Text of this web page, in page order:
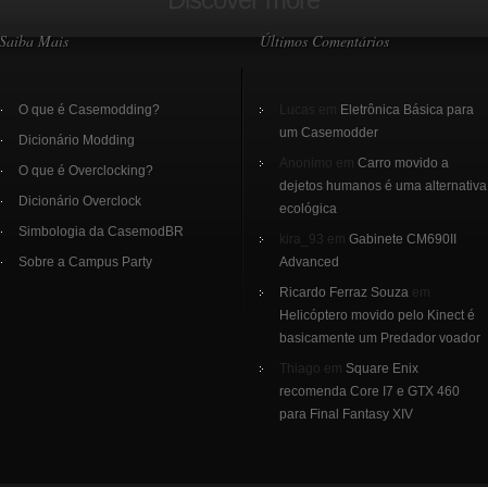
Saiba Mais
O que é Casemodding?
Dicionário Modding
O que é Overclocking?
Dicionário Overclock
Simbologia da CasemodBR
Sobre a Campus Party
Últimos Comentários
Eletrônica Básica para
um Casemodder
Carro movido a
dejetos humanos é uma alternativa
ecológica
kira_93 em Gabinete CM690II
Advanced
Ricardo Ferraz Souza em
Helicóptero movido pelo Kinect é
basicamente um Predador voador
Thiago em Square Enix
recomenda Core I7 e GTX 460
para Final Fantasy XIV